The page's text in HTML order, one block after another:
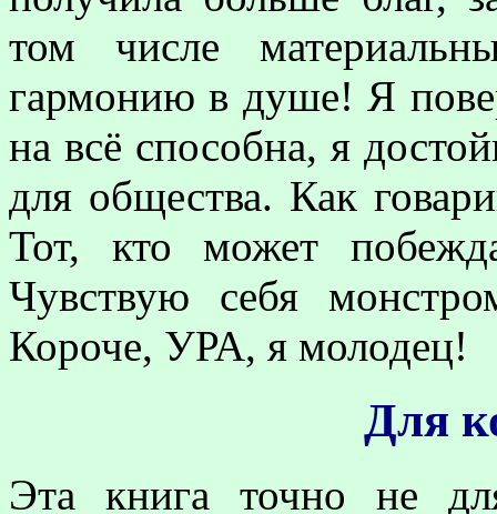
том числе
гармонию в душе! Я
на всё способна, я
для общества. Как
Тот, кто может
Чувствую себя
Короче, УРА, я молодец!
Для
Эта книга точно не